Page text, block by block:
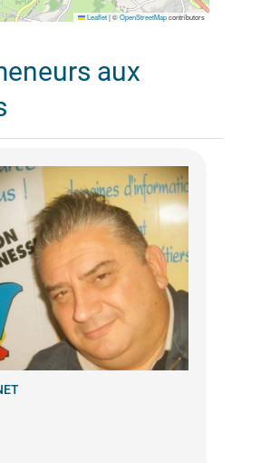
Leaflet |©OpenStreetMapcontributors
aux